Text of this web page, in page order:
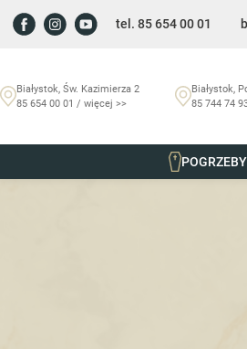
tel. 85 654 00 01
Białystok, Św. Kazimierza 2
85 654 00 01 / więcej >>
Białystok,
85 744 74
POGRZEBY
Szmurło Centrum